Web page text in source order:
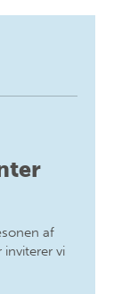
af
inviterer vi